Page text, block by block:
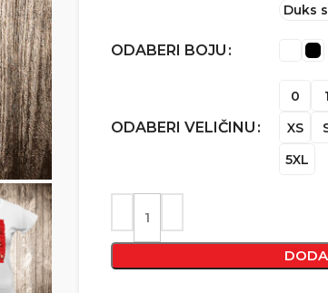
Duks
ODABERI BOJU
ODABERI VELIČINU
0 1
XS
5XL